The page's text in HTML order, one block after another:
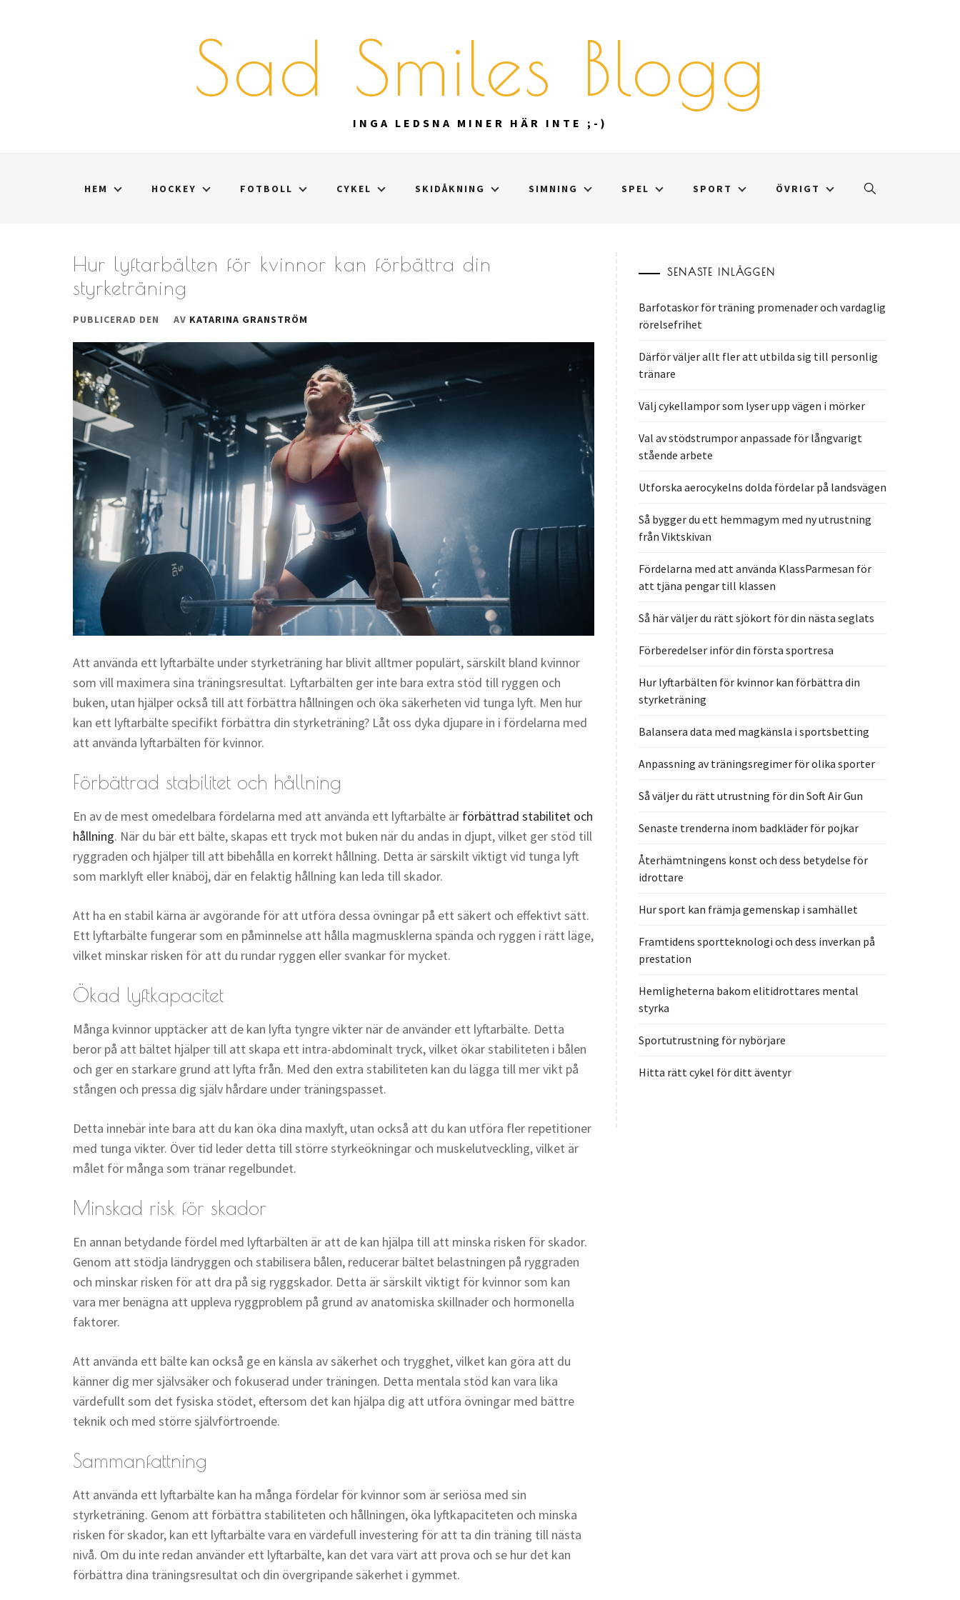
Sad Smiles Blogg
INGA LEDSNA MINER HÄR INTE ;-)
HEM HOCKEY FOTBOLL CYKEL SKIDÅKNING SIMNING SPEL SPORT ÖVRIGT
Hur lyftarbälten för kvinnor kan förbättra din
styrketräning
PUBLICERAD DEN AV KATARINA GRANSTRÖM
Att använda ett lyftarbälte under styrketräning har blivit alltmer populärt, särskilt bland kvinnor
som vill maximera sina träningsresultat. Lyftarbälten ger inte bara extra stöd till ryggen och
buken, utan hjälper också till att förbättra hållningen och öka säkerheten vid tunga lyft. Men hur
kan ett lyftarbälte specifikt förbättra din styrketräning? Låt oss dyka djupare in i fördelarna med
att använda lyftarbälten för kvinnor.
Förbättrad stabilitet och hållning
En av de mest omedelbara fördelarna med att använda ett lyftarbälte är förbättrad stabilitet och
hållning. När du bär ett bälte, skapas ett tryck mot buken när du andas in djupt, vilket ger stöd till
ryggraden och hjälper till att bibehålla en korrekt hållning. Detta är särskilt viktigt vid tunga lyft
som marklyft eller knäböj, där en felaktig hållning kan leda till skador.
Att ha en stabil kärna är avgörande för att utföra dessa övningar på ett säkert och effektivt sätt.
Ett lyftarbälte fungerar som en påminnelse att hålla magmusklerna spända och ryggen i rätt läge,
vilket minskar risken för att du rundar ryggen eller svankar för mycket.
Ökad lyftkapacitet
Många kvinnor upptäcker att de kan lyfta tyngre vikter när de använder ett lyftarbälte. Detta
beror på att bältet hjälper till att skapa ett intra-abdominalt tryck, vilket ökar stabiliteten i bålen
och ger en starkare grund att lyfta från. Med den extra stabiliteten kan du lägga till mer vikt på
stången och pressa dig själv hårdare under träningspasset.
Detta innebär inte bara att du kan öka dina maxlyft, utan också att du kan utföra fler repetitioner
med tunga vikter. Över tid leder detta till större styrkeökningar och muskelutveckling, vilket är
målet för många som tränar regelbundet.
Minskad risk för skador
En annan betydande fördel med lyftarbälten är att de kan hjälpa till att minska risken för skador.
Genom att stödja ländryggen och stabilisera bålen, reducerar bältet belastningen på ryggraden
och minskar risken för att dra på sig ryggskador. Detta är särskilt viktigt för kvinnor som kan
vara mer benägna att uppleva ryggproblem på grund av anatomiska skillnader och hormonella
faktorer.
Att använda ett bälte kan också ge en känsla av säkerhet och trygghet, vilket kan göra att du
känner dig mer självsäker och fokuserad under träningen. Detta mentala stöd kan vara lika
värdefullt som det fysiska stödet, eftersom det kan hjälpa dig att utföra övningar med bättre
teknik och med större självförtroende.
Sammanfattning
Att använda ett lyftarbälte kan ha många fördelar för kvinnor som är seriösa med sin
styrketräning. Genom att förbättra stabiliteten och hållningen, öka lyftkapaciteten och minska
risken för skador, kan ett lyftarbälte vara en värdefull investering för att ta din träning till nästa
nivå. Om du inte redan använder ett lyftarbälte, kan det vara värt att prova och se hur det kan
förbättra dina träningsresultat och din övergripande säkerhet i gymmet.
SENASTE INLÄGGEN
Barfotaskor för träning promenader och vardaglig
rörelsefrihet
Därför väljer allt fler att utbilda sig till personlig
tränare
Välj cykellampor som lyser upp vägen i mörker
Val av stödstrumpor anpassade för långvarigt
stående arbete
Utforska aerocykelns dolda fördelar på landsvägen
Så bygger du ett hemmagym med ny utrustning
från Viktskivan
Fördelarna med att använda KlassParmesan för
att tjäna pengar till klassen
Så här väljer du rätt sjökort för din nästa seglats
Förberedelser inför din första sportresa
Hur lyftarbälten för kvinnor kan förbättra din
styrketräning
Balansera data med magkänsla i sportsbetting
Anpassning av träningsregimer för olika sporter
Så väljer du rätt utrustning för din Soft Air Gun
Senaste trenderna inom badkläder för pojkar
Återhämtningens konst och dess betydelse för
idrottare
Hur sport kan främja gemenskap i samhället
Framtidens sportteknologi och dess inverkan på
prestation
Hemligheterna bakom elitidrottares mental
styrka
Sportutrustning för nybörjare
Hitta rätt cykel för ditt äventyr